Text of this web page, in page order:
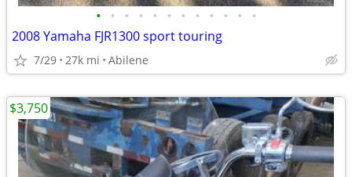
• • • • • • • • • • • •
2008 Yamaha FJR1300 sport touring
7/29 27k mi Abilene
$3,750